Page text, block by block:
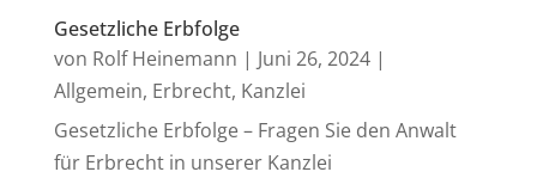
Gesetzliche Erbfolge
von Rolf Heinemann | Juni 26, 2024|
Allgemein, Erbrecht, Kanzlei
Gesetzliche Erbfolge – Fragen Sie den Anwalt
für Erbrecht in unserer Kanzlei